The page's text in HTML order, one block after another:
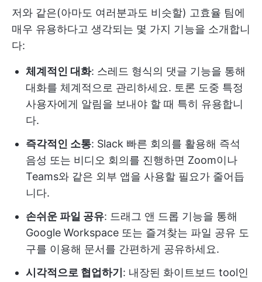
저와 같은(아마도 여러분과도 비슷할) 고효율 팀에
매우 유용하다고 생각되는 몇 가지 기능을 소개합니
다:
체계적인 대화: 스레드 형식의 댓글 기능을 통해
대화를 체계적으로 관리하세요. 토론 도중 특정
사용자에게 알림을 보내야 할 때 특히 유용합니
다.
즉각적인 소통: Slack 빠른 회의를 활용해 즉석
음성 또는 비디오 회의를 진행하면 Zoom이나
Teams와 같은 외부 앱을 사용할 필요가 줄어듭
니다.
손쉬운 파일 공유: 드래그 앤 드롭 기능을 통해
Google Workspace 또는 즐겨찾는 파일 공유 도
구를 이용해 문서를 간편하게 공유하세요.
시각적으로 협업하기 : 내장된 화이트보드 tool인